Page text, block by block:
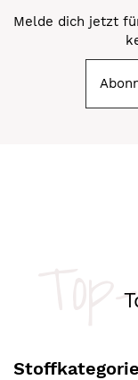
Melde dich jetzt